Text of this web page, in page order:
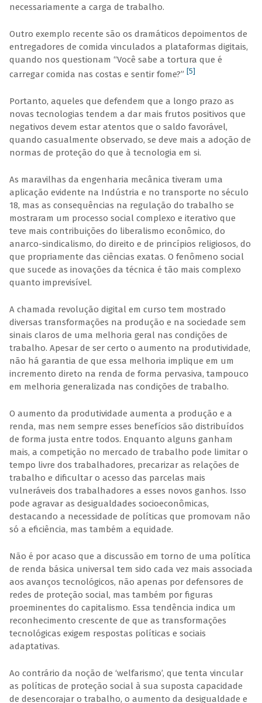
necessariamente a carga de trabalho.
Outro exemplo recente são os dramáticos depoimentos de
entregadores de comida vinculados a plataformas digitais,
quando nos questionam “Você sabe a tortura que é
carregar comida nas costas e sentir fome?” [5]
Portanto, aqueles que defendem que a longo prazo as
novas tecnologias tendem a dar mais frutos positivos que
negativos devem estar atentos que o saldo favorável,
quando casualmente observado, se deve mais a adoção de
normas de proteção do que à tecnologia em si.
As maravilhas da engenharia mecânica tiveram uma
aplicação evidente na Indústria e no transporte no século
18, mas as consequências na regulação do trabalho se
mostraram um processo social complexo e iterativo que
teve mais contribuições do liberalismo econômico, do
anarco-sindicalismo, do direito e de princípios religiosos, do
que propriamente das ciências exatas. O fenômeno social
que sucede as inovações da técnica é tão mais complexo
quanto imprevisível.
A chamada revolução digital em curso tem mostrado
diversas transformações na produção e na sociedade sem
sinais claros de uma melhoria geral nas condições de
trabalho. Apesar de ser certo o aumento na produtividade,
não há garantia de que essa melhoria implique em um
incremento direto na renda de forma pervasiva, tampouco
em melhoria generalizada nas condições de trabalho.
O aumento da produtividade aumenta a produção e a
renda, mas nem sempre esses benefícios são distribuídos
de forma justa entre todos. Enquanto alguns ganham
mais, a competição no mercado de trabalho pode limitar o
tempo livre dos trabalhadores, precarizar as relações de
trabalho e dificultar o acesso das parcelas mais
vulneráveis dos trabalhadores a esses novos ganhos. Isso
pode agravar as desigualdades socioeconômicas,
destacando a necessidade de políticas que promovam não
só a eficiência, mas também a equidade.
Não é por acaso que a discussão em torno de uma política
de renda básica universal tem sido cada vez mais associada
aos avanços tecnológicos, não apenas por defensores de
redes de proteção social, mas também por figuras
proeminentes do capitalismo. Essa tendência indica um
reconhecimento crescente de que as transformações
tecnológicas exigem respostas políticas e sociais
adaptativas.
Ao contrário da noção de ‘welfarismo’, que tenta vincular
as políticas de proteção social à sua suposta capacidade
de desencorajar o trabalho, o aumento da desigualdade e